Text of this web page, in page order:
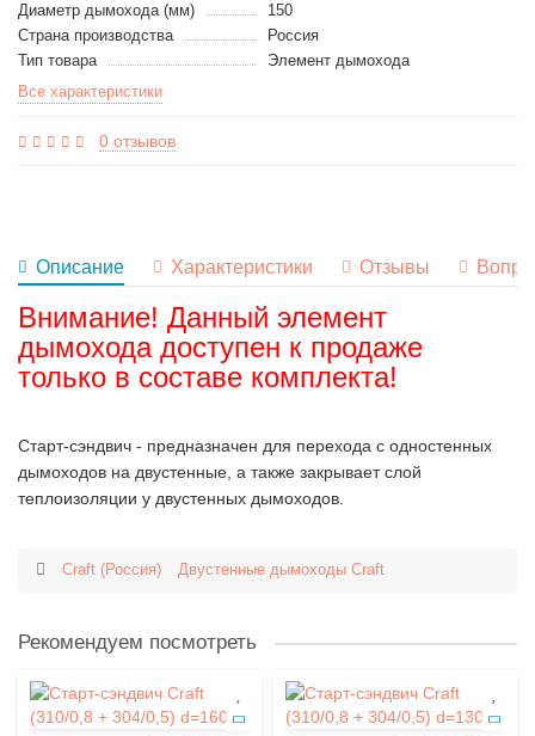
Диаметр дымохода (мм)
150
Страна производства
Россия
Тип товара
Элемент дымохода
Все характеристики
0 отзывов
Описание Характеристики Отзывы
Внимание! Данный элемент
дымохода доступен к продаже
только в составе комплекта!
Старт-сэндвич - предназначен для перехода с одностенных
дымоходов на двустенные, а также закрывает слой
теплоизоляции у двустенных дымоходов.
Craft (Россия) Двустенные дымоходы Craft
Рекомендуем посмотреть